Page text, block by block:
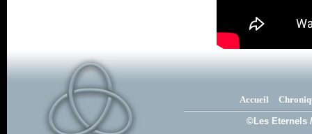
Accueil
©Les Eternels